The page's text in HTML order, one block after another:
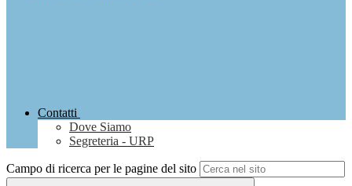
Contatti
Dove Siamo
Segreteria - URP
Campo di ricerca per le pagine del sito